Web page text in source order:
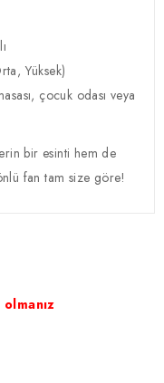
Yüksek)
çocuk odası veya
bir esinti hem de
fan tam size göre!